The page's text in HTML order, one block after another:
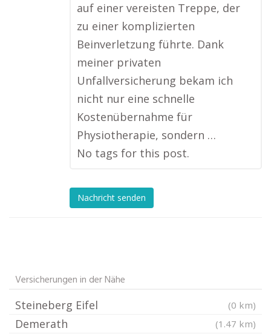
auf einer vereisten Treppe, der
zu einer komplizierten
Beinverletzung führte. Dank
meiner privaten
Unfallversicherung bekam ich
nicht nur eine schnelle
Kostenübernahme für
Physiotherapie, sondern …
No tags for this post.
Nachricht senden
Versicherungen in der Nähe
Steineberg Eifel (0 km)
Demerath (1.47 km)